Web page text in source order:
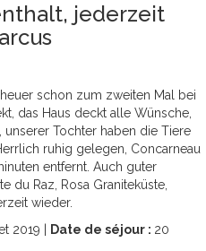
jederzeit
schon zum zweiten Mal bei
das Haus deckt alle Wünsche,
Tochter haben die Tiere
ruhig gelegen, Concarneau
entfernt. Auch guter
du Raz, Rosa Graniteküste,
wieder.
2019 | Date de séjour : 20